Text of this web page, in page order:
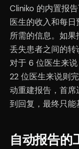
Cliniko 的内置报
医生的收入和每
所需的信息。如
丢失患者之间的转
对于 6 位医生来
22 位医生来说则
动重建报告，首
到回复，最终只能
自动报告的